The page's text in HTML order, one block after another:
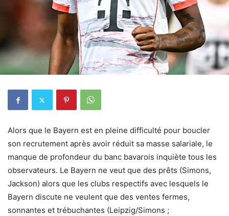
Alors que le Bayern est en pleine difficulté pour boucler
son recrutement après avoir réduit sa masse salariale, le
manque de profondeur du banc bavarois inquiète tous les
observateurs. Le Bayern ne veut que des prêts (Simons,
Jackson) alors que les clubs respectifs avec lesquels le
Bayern discute ne veulent que des ventes fermes,
sonnantes et trébuchantes (Leipzig/Simons ;